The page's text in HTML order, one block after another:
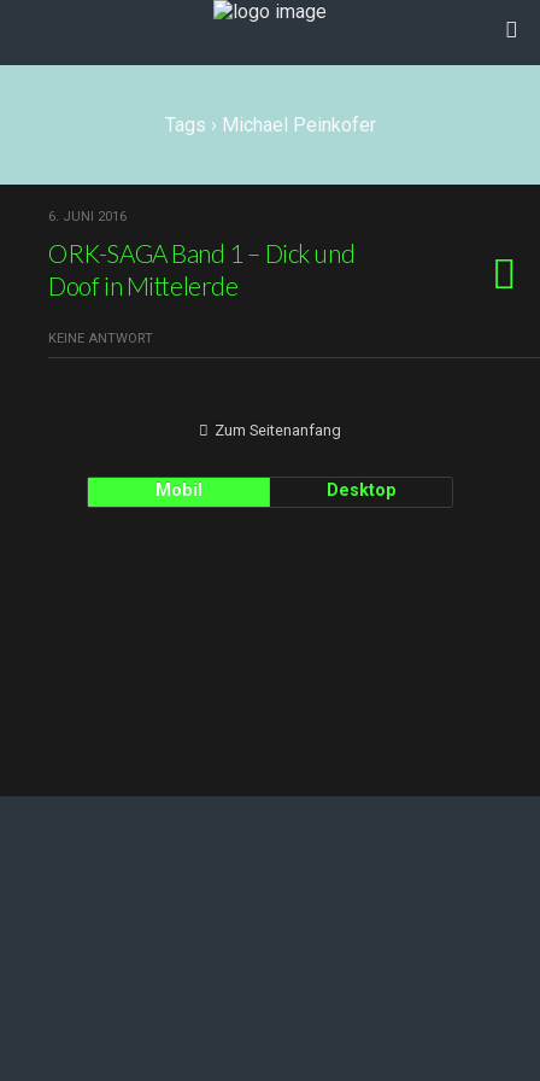
Tags › Michael Peinkofer
6. JUNI 2016
ORK-SAGA Band 1 – Dick und
Doof in Mittelerde
KEINE ANTWORT
Zum Seitenanfang
Mobil Desktop